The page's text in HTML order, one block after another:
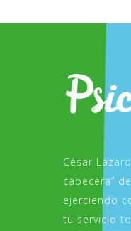
César
cabecera”
ejerciendo
tu servicio